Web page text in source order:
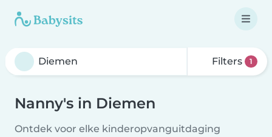
Filters 1
Nanny's in Diemen
Ontdek voor elke kinderopvanguitdaging